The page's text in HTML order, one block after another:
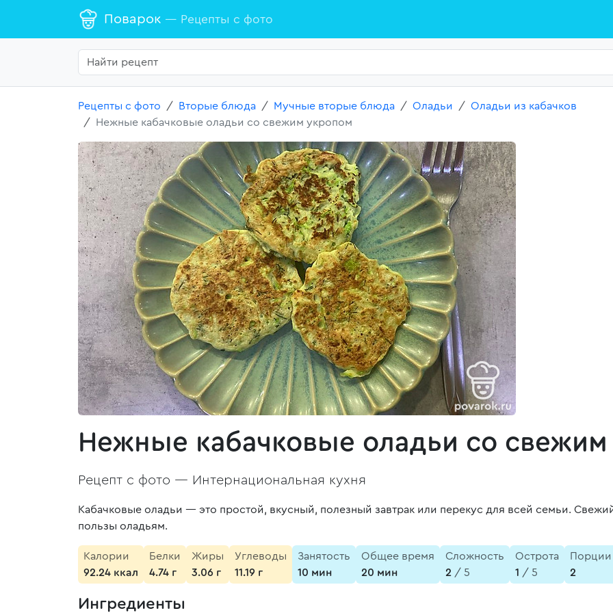
Поварок — Рецепты с фото
Рецепты с фото Вторые блюда Мучные вторые блюда Оладьи
Оладьи из кабачков
Нежные кабачковые оладьи со свежим укропом
Нежные кабачковые оладьи со
Рецепт с фото — Интернациональная кухня
Кабачковые оладьи — это простой, вкусный, полезный завтрак или перекус для всей семьи.
пользы оладьям.
Калории
92.24 ккал
Белки
4.74 г
Жиры
3.06 г
Углеводы
11.19 г
Занятость
10 мин
Общее время
20 мин
Сложность
2 / 5
Острота
1 / 5
Порции
2
Ингредиенты